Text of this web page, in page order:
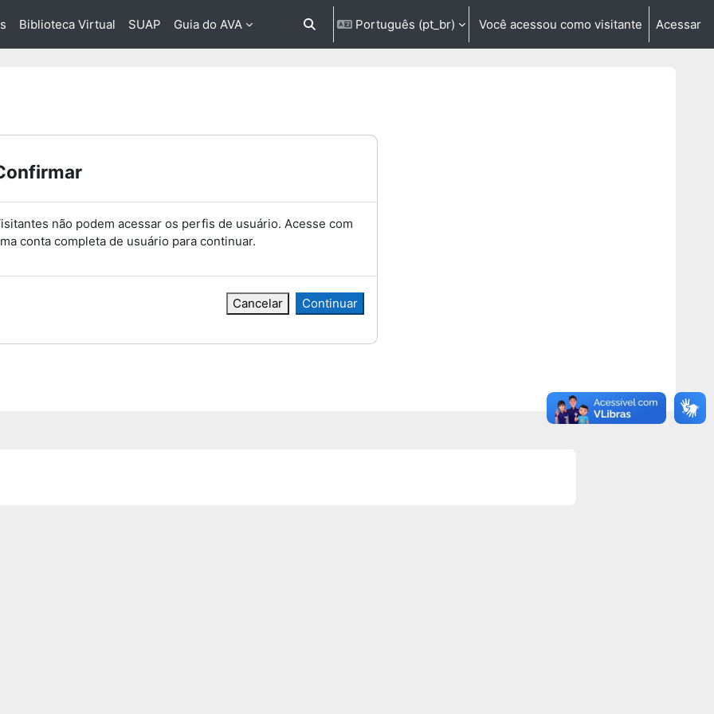
Biblioteca Virtual SUAP Guia do AVA Alternar entrada de pesquisa
Português ‎(pt_br)‎ Você acessou como visitante Acessar
não podem acessar os perfis de usuário. Acesse com
conta completa de usuário para continuar.
Cancelar Continuar